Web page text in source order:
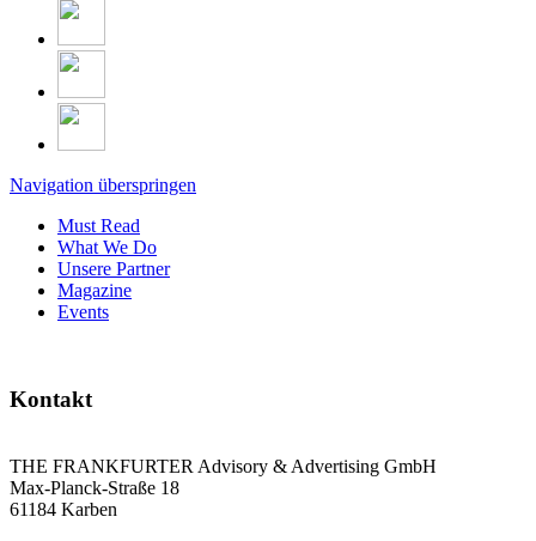
Navigation überspringen
Must Read
What We Do
Unsere Partner
Magazine
Events
Kontakt
THE FRANKFURTER Advisory & Advertising GmbH
Max-Planck-Straße 18
61184 Karben